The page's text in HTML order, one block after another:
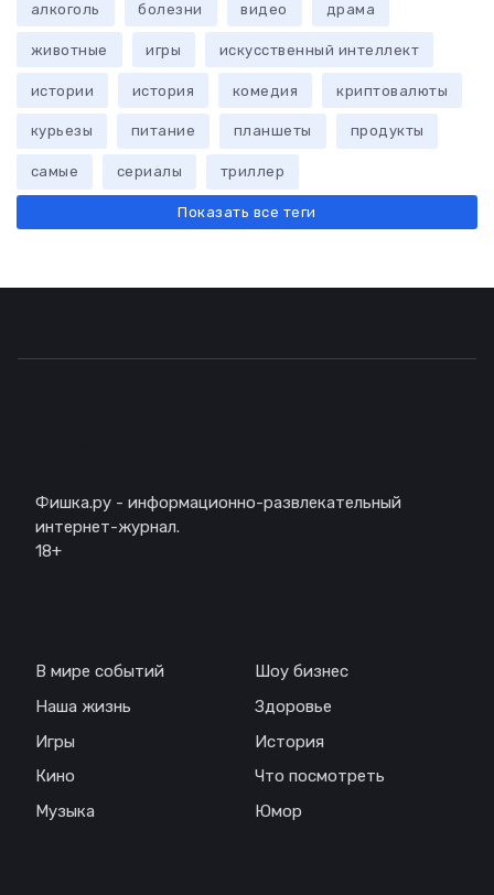
алкоголь болезни видео драма
животные игры искусственный интеллект
истории история комедия криптовалюты
курьезы питание планшеты продукты
самые сериалы триллер
Показать все теги
Фишка.ру - информационно-развлекательный
интернет-журнал.
18+
В мире событий
Наша жизнь
Игры
Кино
Музыка
Шоу бизнес
Здоровье
История
Что посмотреть
Юмор